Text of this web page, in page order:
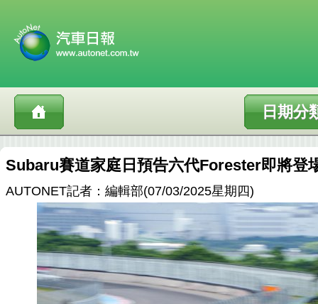
日期分
Subaru賽道家庭日預告六代Forester即將登
AUTONET記者：編輯部(07/03/2025星期四)